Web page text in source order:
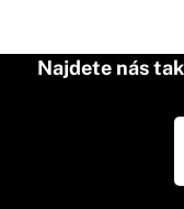
Najdete nás